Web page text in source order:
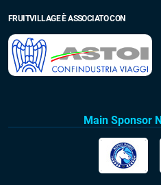
FRUITVILLAGE È ASSOCIATO CON
Main Sponsor